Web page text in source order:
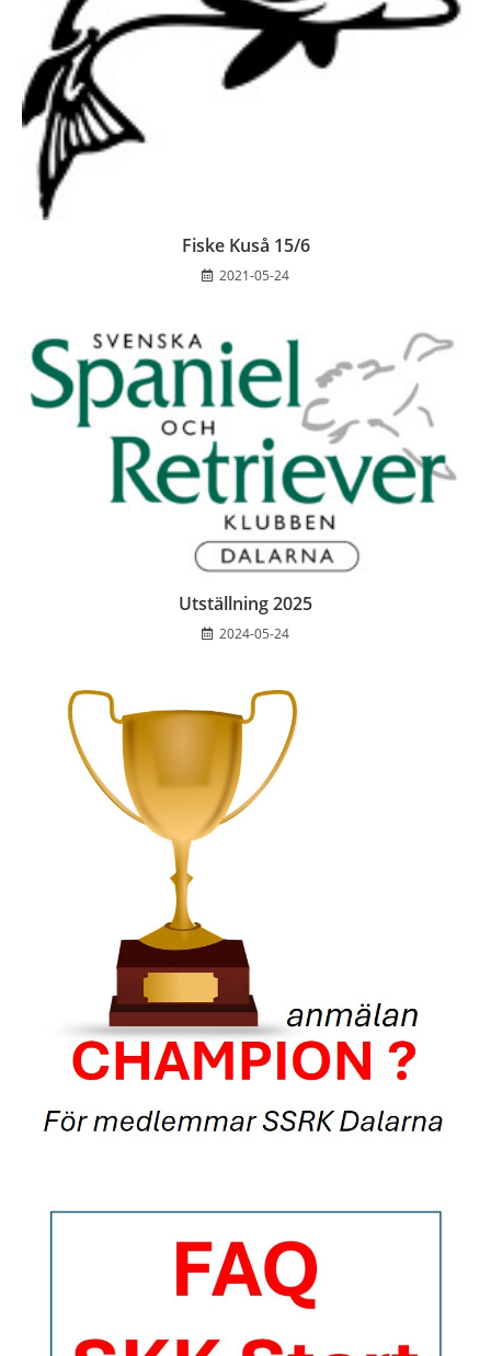
Fiske Kuså 15/6
2021-05-24
Utställning 2025
2024-05-24